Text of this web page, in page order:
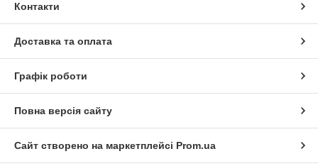
Контакти
Доставка та оплата
Графік роботи
Повна версія сайту
Сайт створено на маркетплейсі Prom.ua